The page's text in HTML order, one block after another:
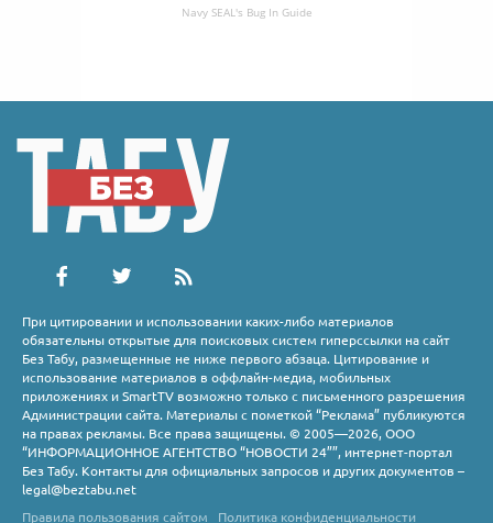
Navy SEAL's Bug In Guide
При цитировании и использовании каких-либо материалов
обязательны открытые для поисковых систем гиперссылки на сайт
Без Табу, размещенные не ниже первого абзаца. Цитирование и
использование материалов в оффлайн-медиа, мобильных
приложениях и SmartTV возможно только с письменного разрешения
Администрации сайта. Материалы с пометкой “Реклама” публикуются
на правах рекламы. Все права защищены. © 2005—2026, ООО
“ИНФОРМАЦИОННОЕ АГЕНТСТВО “НОВОСТИ 24””, интернет-портал
Без Табу. Контакты для официальных запросов и других документов –
legal@beztabu.net
Правила пользования сайтом
Политика конфиденциальности